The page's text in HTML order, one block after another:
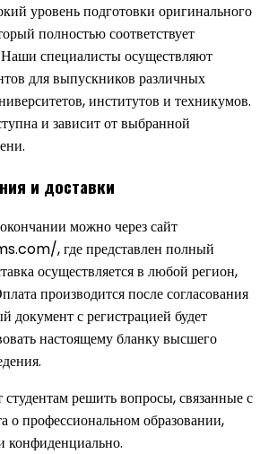
уровень подготовки оригинального
полностью соответствует
Наши специалисты осуществляют
для выпускников различных
институтов и техникумов.
и зависит от выбранной
и доставки
можно через сайт
, где представлен полный
осуществляется в любой регион,
производится после согласования
документ с регистрацией будет
настоящему бланку высшего
решить вопросы, связанные с
о профессиональном образовании,
конфиденциально.